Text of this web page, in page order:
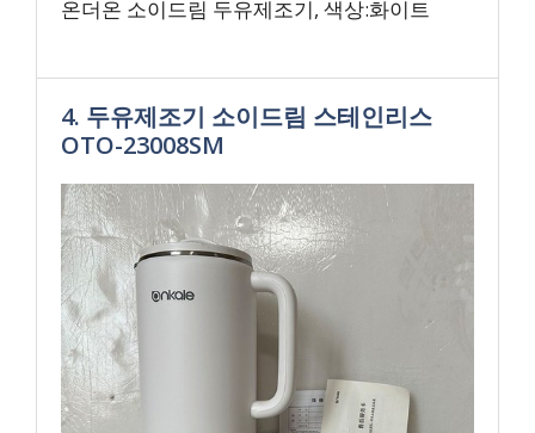
온더온 소이드림 두유제조기, 색상:화이트
4. 두유제조기 소이드림 스테인리스
OTO-23008SM